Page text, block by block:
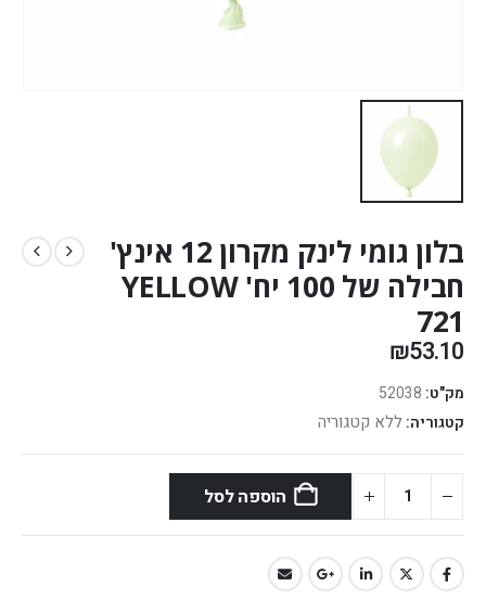
בלון גומי לינק מקרון 12 אינץ'
חבילה של 100 יח' YELLOW
721
₪53.10
מק"ט: 52038
קטגוריה: ללא קטגוריה
הוספה לסל